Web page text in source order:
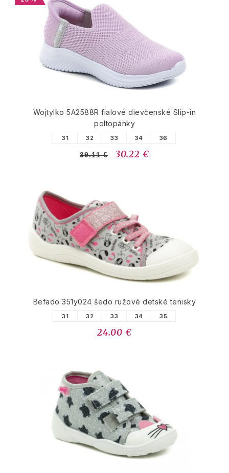
Wojtylko 5A2588R fialové dievčenské Slip-in
poltopánky
31 32 33 34 36
39.11 € 30.22 €
Befado 351y024 šedo ružové detské tenisky
31 32 33 34 35
24.00 €